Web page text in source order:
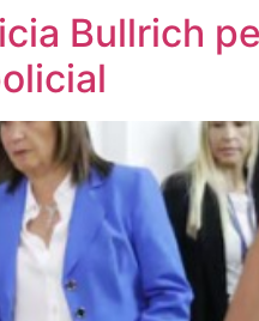
Bullrich